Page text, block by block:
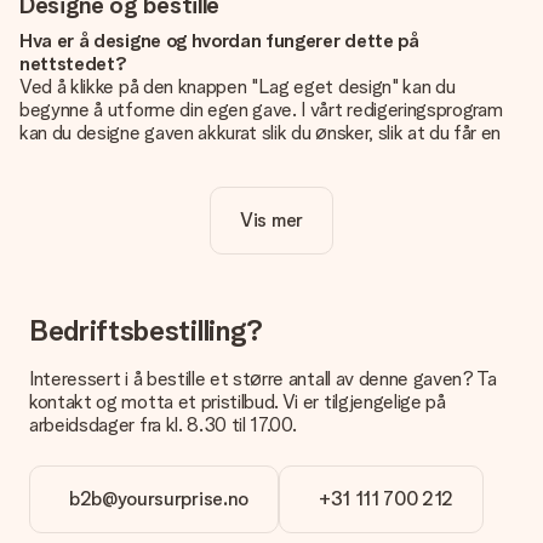
Hva er å designe og hvordan fungerer dette på
nettstedet?
Ved å klikke på den knappen "Lag eget design" kan du
begynne å utforme din egen gave. I vårt redigeringsprogram
kan du designe gaven akkurat slik du ønsker, slik at du får en
å gjøre gaven din helt unik.
Er eget design inkludert i prisen?
Hvordan vet jeg om bildt mitt er av riktig kvalitet?
Derfor er det viktig å bruke bilder av høy kvalitet. Hvis du er
usikker på kvaliteten på bildet ditt, kan du kontakte vår
kundeservice og legge ved bildet ditt sammen med gaven du
Hvilket format kan jeg laste opp bildet i?
Du kan laste opp JPG- og PNG-filer i redigeringsprogrammet
Vis mer
Bedriftsbestilling?
Interessert i å bestille et større antall av denne gaven? Ta
kontakt og motta et pristilbud. Vi er tilgjengelige på
arbeidsdager fra kl. 8.30 til 17.00.
b2b@yoursurprise.no +31 111 700 212